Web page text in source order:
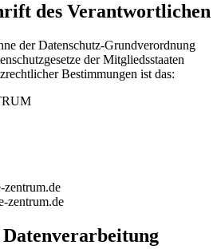
des Verantwortlichen
der Datenschutz-Grundverordnung
der Mitgliedsstaaten
Bestimmungen ist das:
zentrum.de
zentrum.de